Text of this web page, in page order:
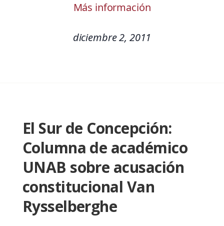
Más información
diciembre 2, 2011
El Sur de Concepción:
Columna de académico
UNAB sobre acusación
constitucional Van
Rysselberghe